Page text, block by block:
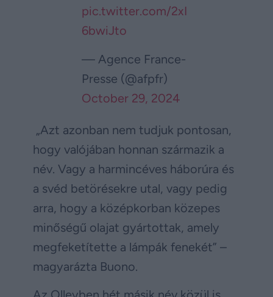
pic.twitter.com/2xI
6bwiJto
— Agence France-
Presse (@afpfr)
October 29, 2024
„Azt azonban nem tudjuk pontosan,
hogy valójában honnan származik a
név. Vagy a harmincéves háborúra és
a svéd betörésekre utal, vagy pedig
arra, hogy a középkorban közepes
minőségű olajat gyártottak, amely
megfeketítette a lámpák fenekét” –
magyarázta Buono.